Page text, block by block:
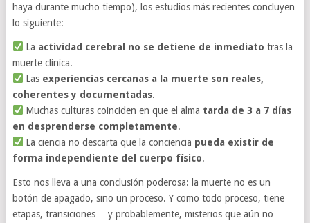
haya durante mucho tiempo), los estudios más recientes concluyen
lo siguiente:
La actividad cerebral no se detiene de inmediato tras la
muerte clínica.
Las experiencias cercanas a la muerte son reales,
coherentes y documentadas.
Muchas culturas coinciden en que el alma tarda de 3 a 7 días
en desprenderse completamente.
La ciencia no descarta que la conciencia pueda existir de
forma independiente del cuerpo físico.
Esto nos lleva a una conclusión poderosa: la muerte no es un
botón de apagado, sino un proceso. Y como todo proceso, tiene
etapas, transiciones… y probablemente, misterios que aún no